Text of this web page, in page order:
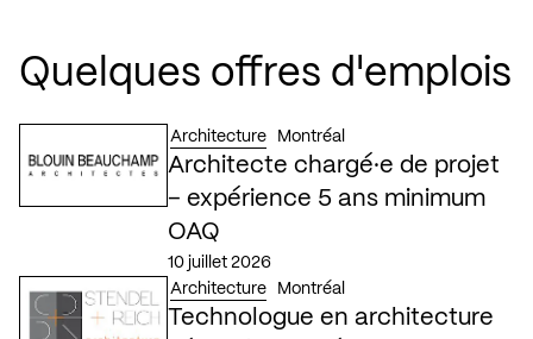
Quelques offres d'emplois
Architecture Montréal
Architecte chargé·e de projet
– expérience 5 ans minimum
OAQ
10 juillet 2026
Architecture
Montréal
Technologue en architecture